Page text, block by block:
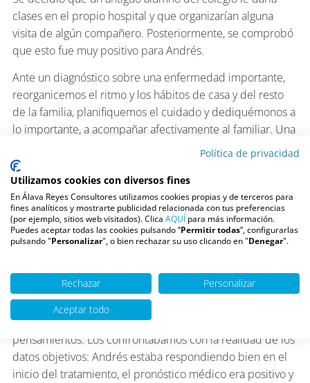
clases en el propio hospital y que organizarían alguna
visita de algún compañero. Posteriormente, se comprobó
que esto fue muy positivo para Andrés.
Ante un diagnóstico sobre una enfermedad importante,
reorganicemos el ritmo y los hábitos de casa y del resto
de la familia, planifiquemos el cuidado y dediquémonos a
lo importante, a acompañar afectivamente al familiar. Una
vez reorganizado el día a día familiar y tener cubierta la
compañía de Andrés, iniciamos el módulo que llamamos
de autocontrol emocional.
El objetivo era que Beatriz y José aprendieran a controlar
sus preocupaciones y temo- res. Es normal y frecuente
que ante la enfermedad de su hijo piensen cosas
“no podré vivir si se muere”, y, como consecuencia de
estos pensamientos, sentir nervios, temor y tristeza.
Poníamos en tela de juicio la validez de sus
pensamientos. Los confrontábamos con la realidad de los
datos objetivos: Andrés estaba respondiendo bien en el
inicio del tratamiento, el pronóstico médico era positivo y
Política de privacidad
Utilizamos cookies con diversos fines
En Álava Reyes Consultores utilizamos cookies propias y de terceros para
fines analíticos y mostrarte publicidad relacionada con tus preferencias
(por ejemplo, sitios web visitados). Clica AQUÍ para más información.
Puedes aceptar todas las cookies pulsando ‘’Permitir todas”, configurarlas
pulsando "Personalizar", o bien rechazar su uso clicando en "Denegar".
Rechazar
Personalizar
Aceptar todo